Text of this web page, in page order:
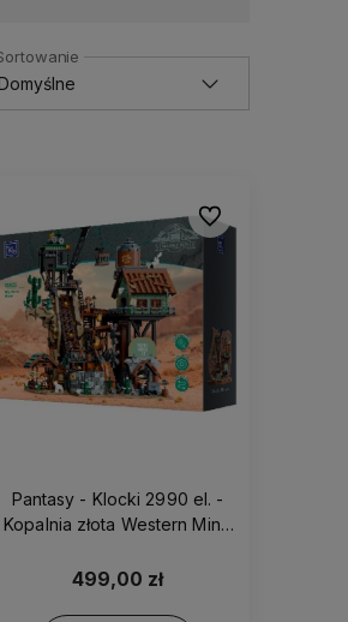
Pantasy - Klocki 2990 el. -
Kopalnia złota Western Mine
499,00 zł
Do ulubionych